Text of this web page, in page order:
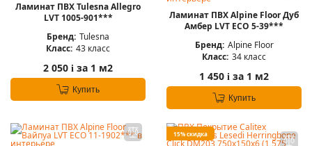
Ламинат ПВХ Tulesna Allegro
LVT 1005-901***
Бренд: Tulesna
Класс: 43 класс
2 050 i за 1 м2
Купить
Ламинат ПВХ Alpine Floor Дуб
Амбер LVT ЕСО 5-39***
Бренд: Alpine Floor
Класс: 34 класс
1 450 i за 1 м2
Купить
15% скидка